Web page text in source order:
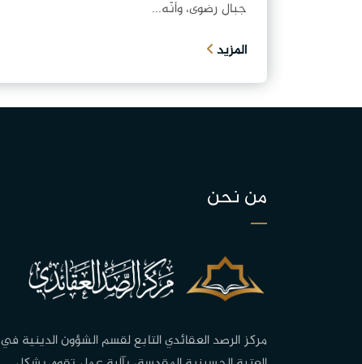
جبال رضوى، وأنّه...
المزيد
من نحن
مركز الرصد العقائدي التابع لقسم الشؤون الدينية في